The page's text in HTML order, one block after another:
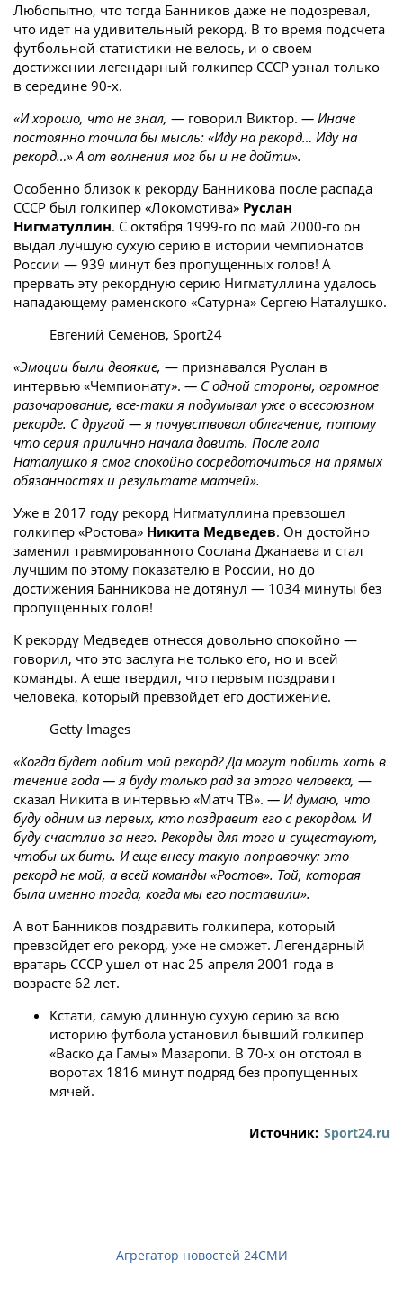
Любопытно, что тогда Банников даже не подозревал,
что идет на удивительный рекорд. В то время подсчета
футбольной статистики не велось, и о своем
достижении легендарный голкипер СССР узнал только
в середине 90-х.
«И хорошо, что не знал, — говорил Виктор. — Иначе
постоянно точила бы мысль: «Иду на рекорд… Иду на
рекорд…» А от волнения мог бы и не дойти».
Особенно близок к рекорду Банникова после распада
СССР был голкипер «Локомотива» Руслан
Нигматуллин. С октября 1999-го по май 2000-го он
выдал лучшую сухую серию в истории чемпионатов
России — 939 минут без пропущенных голов! А
прервать эту рекордную серию Нигматуллина удалось
нападающему раменского «Сатурна» Сергею Наталушко.
Евгений Семенов, Sport24
«Эмоции были двоякие, — признавался Руслан в
интервью «Чемпионату». — С одной стороны, огромное
разочарование, все-таки я подумывал уже о всесоюзном
рекорде. С другой — я почувствовал облегчение, потому
что серия прилично начала давить. После гола
Наталушко я смог спокойно сосредоточиться на прямых
обязанностях и результате матчей».
Уже в 2017 году рекорд Нигматуллина превзошел
голкипер «Ростова» Никита Медведев. Он достойно
заменил травмированного Сослана Джанаева и стал
лучшим по этому показателю в России, но до
достижения Банникова не дотянул — 1034 минуты без
пропущенных голов!
К рекорду Медведев отнесся довольно спокойно —
говорил, что это заслуга не только его, но и всей
команды. А еще твердил, что первым поздравит
человека, который превзойдет его достижение.
Getty Images
«Когда будет побит мой рекорд? Да могут побить хоть в
течение года — я буду только рад за этого человека, —
сказал Никита в интервью «Матч ТВ». — И думаю, что
буду одним из первых, кто поздравит его с рекордом. И
буду счастлив за него. Рекорды для того и существуют,
чтобы их бить. И еще внесу такую поправочку: это
рекорд не мой, а всей команды «Ростов». Той, которая
была именно тогда, когда мы его поставили».
А вот Банников поздравить голкипера, который
превзойдет его рекорд, уже не сможет. Легендарный
вратарь СССР ушел от нас 25 апреля 2001 года в
возрасте 62 лет.
Кстати, самую длинную сухую серию за всю
историю футбола установил бывший голкипер
«Васко да Гамы» Мазаропи. В 70-х он отстоял в
воротах 1816 минут подряд без пропущенных
мячей.
Источник: Sport24.ru
Агрегатор новостей 24СМИ